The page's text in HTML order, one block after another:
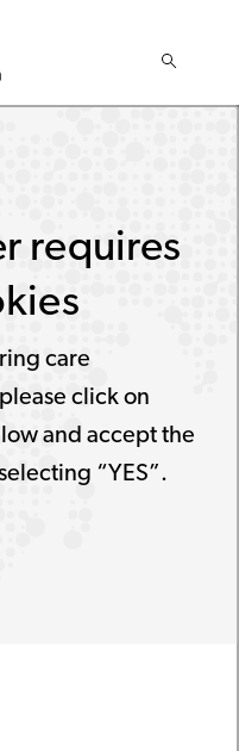
requires
care
click on
and accept the
“YES”.